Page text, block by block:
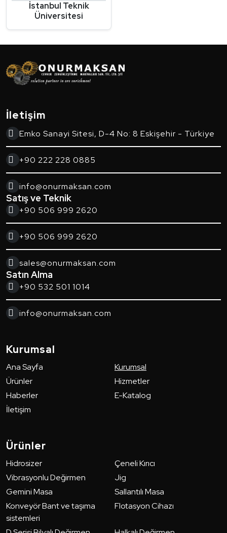
İstanbul Teknik
Üniversitesi
İletişim
Emko Sanayi Sitesi, D-4 No: 8 Eskişehir - Türkiye
+90 222 228 0885
info@onurmaksan.com
Satış ve Teknik
+90 506 999 2620
+90 506 999 2620
sales@onurmaksan.com
Satın Alma
+90 532 501 1014
info@onurmaksan.com
Kurumsal
Ana Sayfa
Kurumsal
Ürünler
Hizmetler
Haberler
E-Katalog
İletişim
Ürünler
Hidrosizer
Çeneli Kırıcı
Vibrasyonlu Değirmen
Jig
Gemini Masa
Sallantılı Masa
Konveyör Bant ve taşıma
sistemleri
Flotasyon Cihazı